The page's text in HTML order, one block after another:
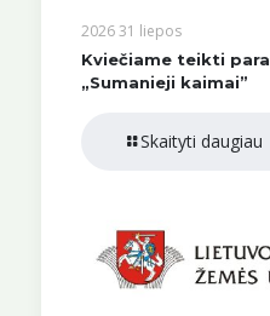
2026 31 liepos
Kviečiame teikti
„Sumanieji kaimai”
Skaityti daugiau